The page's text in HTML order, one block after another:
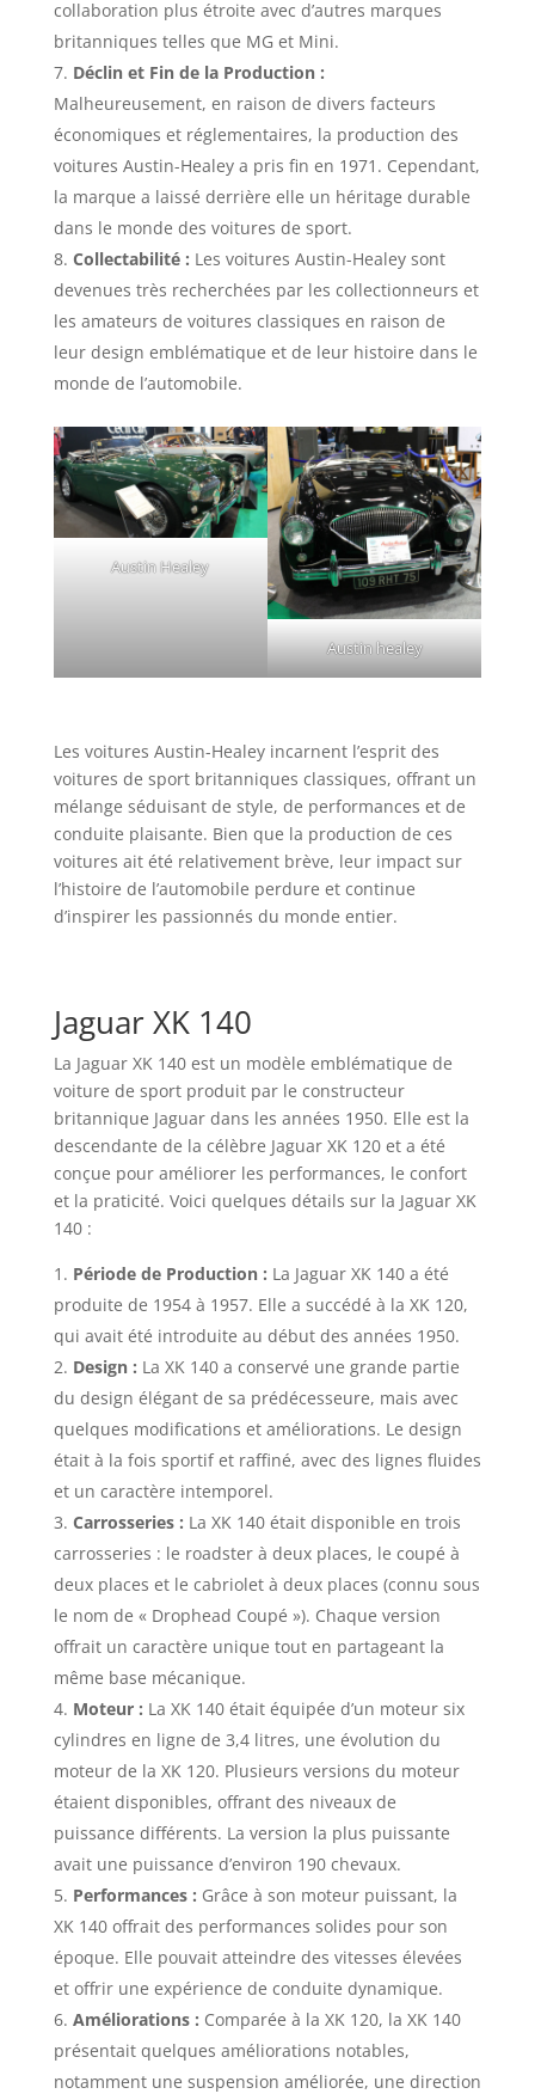
collaboration plus étroite avec d’autres marques
britanniques telles que MG et Mini.
Déclin et Fin de la Production :
Malheureusement, en raison de divers facteurs
économiques et réglementaires, la production des
voitures Austin-Healey a pris fin en 1971. Cependant,
la marque a laissé derrière elle un héritage durable
dans le monde des voitures de sport.
Collectabilité : Les voitures Austin-Healey sont
devenues très recherchées par les collectionneurs et
les amateurs de voitures classiques en raison de
leur design emblématique et de leur histoire dans le
monde de l’automobile.
Austin Healey
Austin healey
Les voitures Austin-Healey incarnent l’esprit des
voitures de sport britanniques classiques, offrant un
mélange séduisant de style, de performances et de
conduite plaisante. Bien que la production de ces
voitures ait été relativement brève, leur impact sur
l’histoire de l’automobile perdure et continue
d’inspirer les passionnés du monde entier.
Jaguar XK 140
La Jaguar XK 140 est un modèle emblématique de
voiture de sport produit par le constructeur
britannique Jaguar dans les années 1950. Elle est la
descendante de la célèbre Jaguar XK 120 et a été
conçue pour améliorer les performances, le confort
et la praticité. Voici quelques détails sur la Jaguar XK
140 :
Période de Production : La Jaguar XK 140 a été
produite de 1954 à 1957. Elle a succédé à la XK 120,
qui avait été introduite au début des années 1950.
Design : La XK 140 a conservé une grande partie
du design élégant de sa prédécesseure, mais avec
quelques modifications et améliorations. Le design
était à la fois sportif et raffiné, avec des lignes fluides
et un caractère intemporel.
Carrosseries : La XK 140 était disponible en trois
carrosseries : le roadster à deux places, le coupé à
deux places et le cabriolet à deux places (connu sous
le nom de « Drophead Coupé »). Chaque version
offrait un caractère unique tout en partageant la
même base mécanique.
Moteur : La XK 140 était équipée d’un moteur six
cylindres en ligne de 3,4 litres, une évolution du
moteur de la XK 120. Plusieurs versions du moteur
étaient disponibles, offrant des niveaux de
puissance différents. La version la plus puissante
avait une puissance d’environ 190 chevaux.
Performances : Grâce à son moteur puissant, la
XK 140 offrait des performances solides pour son
époque. Elle pouvait atteindre des vitesses élevées
et offrir une expérience de conduite dynamique.
Améliorations : Comparée à la XK 120, la XK 140
présentait quelques améliorations notables,
notamment une suspension améliorée, une direction